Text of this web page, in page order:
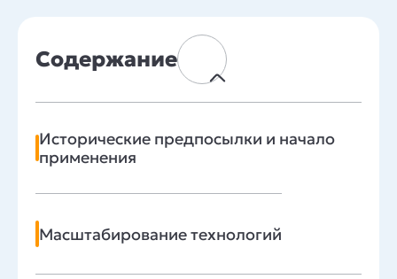
Содержание
Исторические предпосылки и начало
применения
Масштабирование технологий